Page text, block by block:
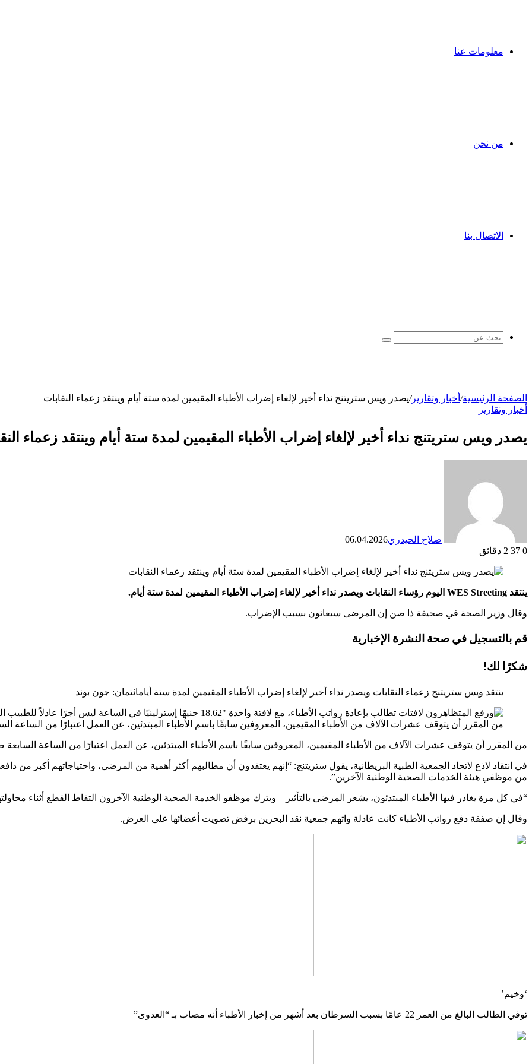
معلومات عنا
من نحن
الاتصال بنا
بحث
الصفحة الرئيسية/ أخبار وتقارير/يصدر ويس ستريتنج نداء أخير لإلغاء إضراب الأطباء المقيمين لمدة ستة أيام وينتقد زعماء النقابات
أخبار وتقارير
يصدر ويس ستريتنج نداء أخير لإلغاء إضراب الأطباء المقيمين لمدة ستة أيام وينتقد زعماء
صلاح الحيدري06.04.2026
0
2 دقائق
ينتقد WES Streeting اليوم رؤساء النقابات ويصدر نداء أخير لإلغاء إضراب الأطباء المقيمين لمدة ستة أيام.
وقال وزير الصحة في صحيفة ذا صن إن المرضى سيعانون بسبب الإضراب.
قم بالتسجيل فيصحةالنشرة الإخبارية
شكرًا لك!
ينتقد ويس ستريتنج زعماء النقابات ويصدر نداء أخير لإلغاء إضراب الأطباء المقيمين لمدة ستة أيامائتمان: جون بوند
من المقرر أن يتوقف عشرات الآلاف من الأطباء المقيمين، المعروفين سابقًا باسم الأطباء المبتدئين، عن العمل اعتبارًا من الساعة
من المقرر أن يتوقف عشرات الآلاف من الأطباء المقيمين، المعروفين سابقًا باسم الأطباء المبتدئين، عن العمل اعتبارًا من الساعة السابعة
في انتقاد لاذع لاتحاد الجمعية الطبية البريطانية، يقول ستريتنج: “إنهم يعتقدون أن مطالبهم أكثر أهمية من المرضى، واحتياجاتهم أكبر
من موظفي هيئة الخدمات الصحية الوطنية الآخرين”.
“في كل مرة يغادر فيها الأطباء المبتدئون، يشعر المرضى بالتأثير – ويترك موظفو الخدمة الصحية الوطنية الآخرون التقاط القطع أثناء
وقال إن صفقة دفع رواتب الأطباء كانت عادلة واتهم جمعية نقد البحرين برفض تصويت أعضائها على العرض.
‘وخيم’
توفي الطالب البالغ من العمر 22 عامًا بسبب السرطان بعد أشهر من إخبار الأطباء أنه مصاب بـ “العدوى”